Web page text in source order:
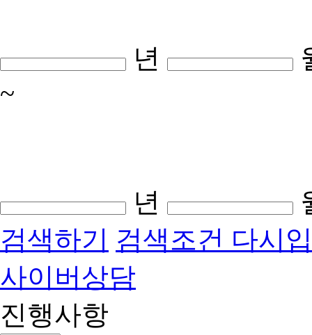
년
~
년
검색하기 검색조건 다시
사이버상담
진행사항